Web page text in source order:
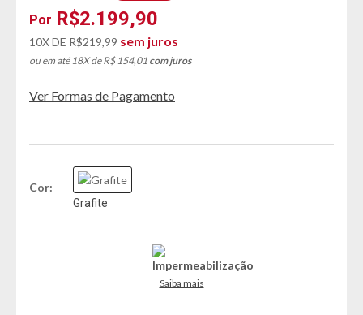
R$2.199,90
10X DE R$219,99 sem juros
ou em até 18X de R$ 154,01 com juros
Ver Formas de Pagamento
Cor
Grafite
Saiba mais